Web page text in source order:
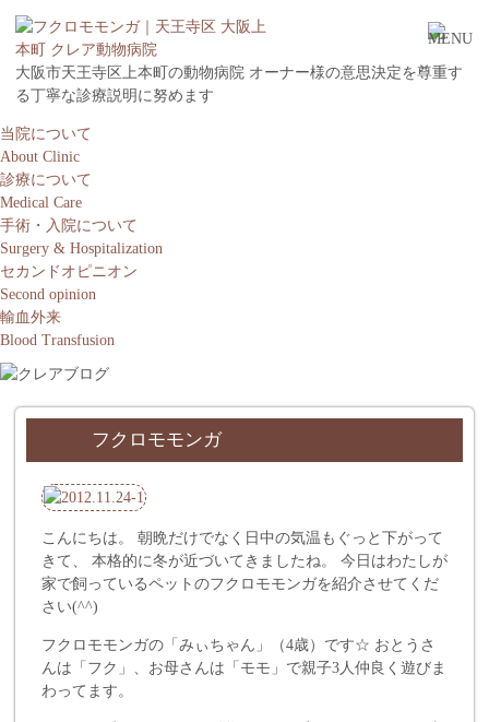
大阪市天王寺区上本町の動物病院 オーナー様の意思決定を尊重す
る丁寧な診療説明に努めます
当院について
About Clinic
診療について
Medical Care
手術・入院について
Surgery & Hospitalization
セカンドオピニオン
Second opinion
輸血外来
Blood Transfusion
フクロモモンガ
こんにちは。 朝晩だけでなく日中の気温もぐっと下がって
きて、 本格的に冬が近づいてきましたね。 今日はわたしが
家で飼っているペットのフクロモモンガを紹介させてくだ
さい(^^)
フクロモモンガの「みぃちゃん」（4歳）です☆ おとうさ
んは「フク」、お母さんは「モモ」で親子3人仲良く遊びま
わってます。